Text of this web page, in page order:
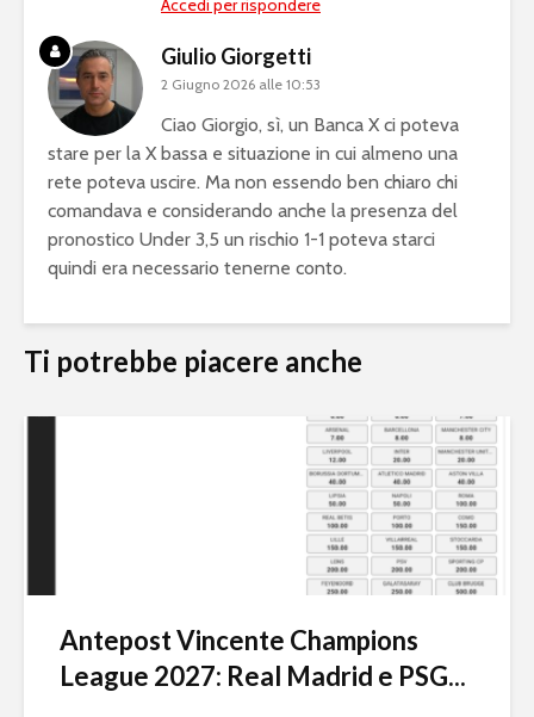
Accedi per rispondere
Giulio Giorgetti
2 Giugno 2026 alle 10:53
Ciao Giorgio, sì, un Banca X ci poteva
stare per la X bassa e situazione in cui almeno una
rete poteva uscire. Ma non essendo ben chiaro chi
comandava e considerando anche la presenza del
pronostico Under 3,5 un rischio 1-1 poteva starci
quindi era necessario tenerne conto.
Ti potrebbe piacere anche
Antepost Vincente Champions
League 2027: Real Madrid e PSG...